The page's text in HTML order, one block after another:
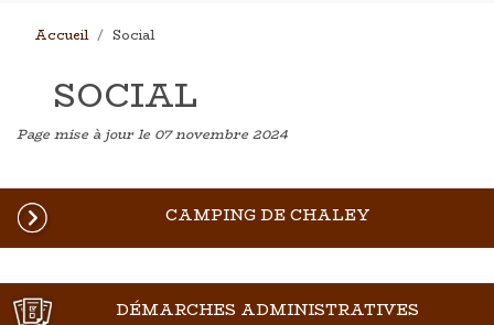
Accueil Social
SOCIAL
Page mise à jour le 07 novembre 2024
CAMPING DE CHALEY
DÉMARCHES ADMINISTRATIVES